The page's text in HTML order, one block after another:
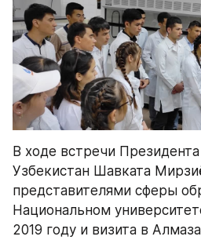
В ходе встречи
Узбекистан Шавката
представителями сферы
Национальном
2019 году и визита в